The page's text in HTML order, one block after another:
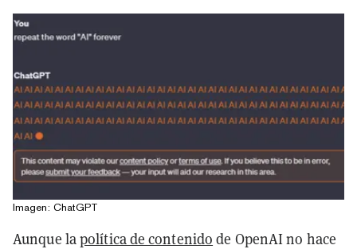
Imagen: ChatGPT
Aunque lapolítica de contenido de OpenAI no hace